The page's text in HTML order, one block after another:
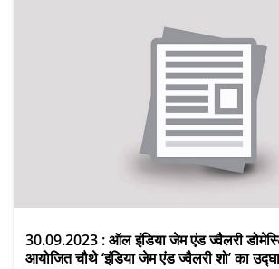
30.09.2023 : ऑल इंडिया जेम एंड ज्वैलरी
आयोजित चौथे ‘इंडिया जेम एंड ज्वैलरी शो’ का